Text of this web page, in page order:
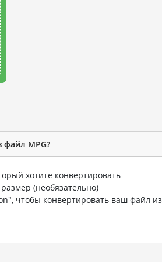
файл MPG?
хотите конвертировать
(необязательно)
чтобы конвертировать ваш файл из